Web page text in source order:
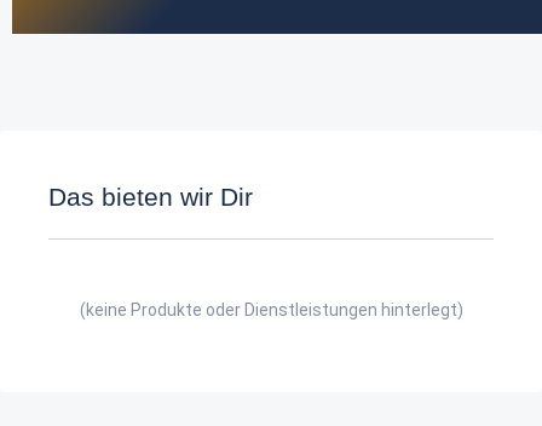
Das bieten wir Dir
(keine Produkte oder Dienstleistungen hinterlegt)